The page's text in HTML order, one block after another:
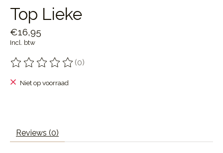
Top Lieke
€16,95
Incl. btw
De beoordeling van dit product is
(0)
Niet op voorraad
Reviews (0)